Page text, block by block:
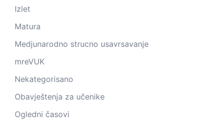
Izlet
Matura
Medjunarodno strucno usavrsavanje
mreVUK
Nekategorisano
Obavještenja za učenike
Ogledni časovi